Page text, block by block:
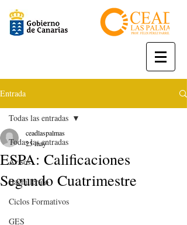
Entrada
Todas las entradas
Avisos
Bachillerato
Ciclos Formativos
GES
Todas las entradas
ESPA: Calificaciones
Segundo Cuatrimestre
ceadlaspalmas
25 may